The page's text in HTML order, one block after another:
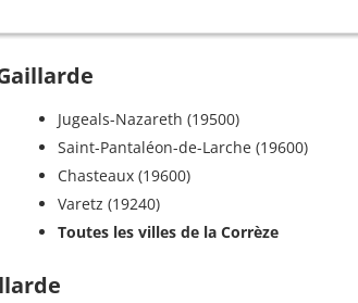
Jugeals-Nazareth (19500)
Saint-Pantaléon-de-Larche (19600)
Chasteaux (19600)
Varetz (19240)
Toutes les villes de la Corrèze